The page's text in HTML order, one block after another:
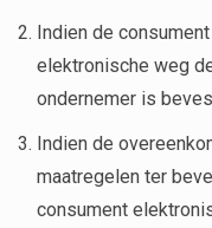
Indien de
elektronische weg
ondernemer is
Indien de
maatregelen ter
consument